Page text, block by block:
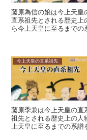
藤原為信の娘は今上天皇
直系祖先とされる歴史上
ら今上天皇に至るまでの
今上天皇の直系祖先
藤原季兼は今上天皇の直
祖先とされる歴史上の人
上天皇に至るまでの系譜